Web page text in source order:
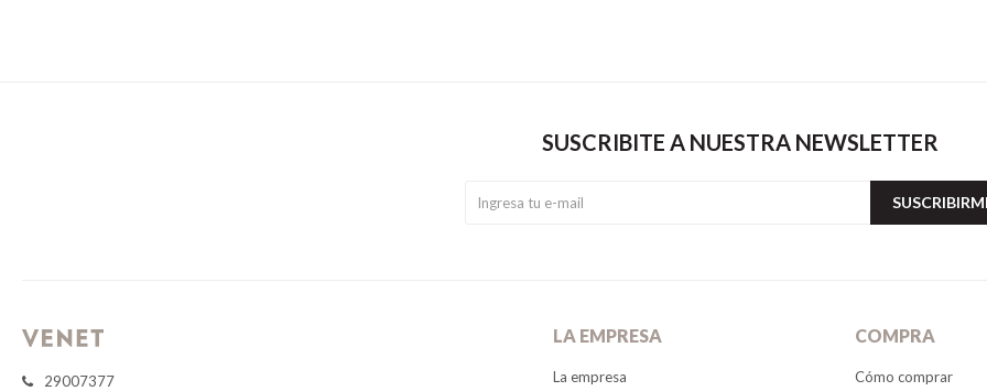
29007377
LA EMPRESA
La empresa
COMPRA
Cómo comprar
SUSCRIBITE A NUESTRA NEWSLETTER